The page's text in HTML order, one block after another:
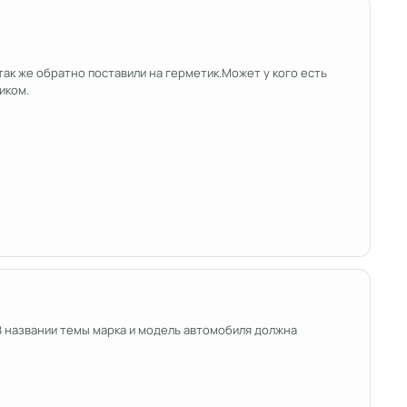
же обратно поставили на герметик.Может у кого есть
темы марка и модель автомобиля должна